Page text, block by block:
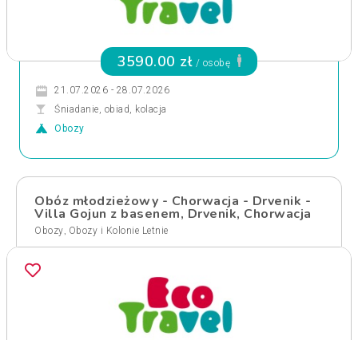
3590.00 zł / osobę
21.07.2026 - 28.07.2026
Śniadanie, obiad, kolacja
Obozy
Obóz młodzieżowy - Chorwacja - Drvenik -
Villa Gojun z basenem, Drvenik, Chorwacja
Obozy, Obozy i Kolonie Letnie